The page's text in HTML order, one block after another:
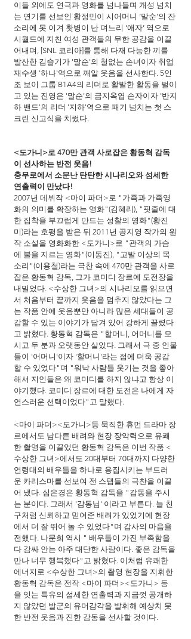
이들 외에도 연극과 영화를 넘나들며 개성 넘치
는 연기를 선보인 황정민이 시어머니 ‘말순’의 잔
소리에 못 이겨 홧병이 난 며느리 ‘애자’ 역으로
시월드에 지친 여성 관객들의 무한 공감을 이끌
어내며, [SNL 코리아]를 통해 다재 다능한 끼를
발산한 김슬기가 '말순'의 철없는 손녀이자 취업
재수생 '하나'역으로 깨알 웃음을 선사한다. 5인
조 보이 그룹 B1A4의 리더로 활발한 활동을 벌이
고 있는 진영은 '말순'의 금지옥엽 손자이자 '반지
하 밴드'의 리더 '지하'역으로 패기 넘치는 첫 스
크린 신고식을 치렀다.
<도가니>로 470만 관객 사로잡은 황동혁 감독
이 선사하는 반전 웃음!
충무로에서 소문난 탄탄한 시나리오와 섬세한
연출력이 만났다!
2007년 데뷔작 <마이 파더>로 "가족과 가족영
화의 의미를 확장하는 영화"(김혜리), "핏줄에 대
한 집착을 부끄럽게 만드는 성찰의 영화"(황진
미)라는 호평을 받은 뒤 2011년 공지영 작가의 원
작 소설을 영화화한 <도가니>로 "관객의 가슴
에 불을 지르는 영화"(이동진), "고발 이상의 목
소리"(이용철)라는 극찬 속에 470만 관객을 사로
잡은 황동혁 감독, 그가 코미디 장르에 도전장을
내밀었다. <수상한 그녀>의 시나리오를 읽으면
서 처음부터 끝까지 웃음을 멈추지 않았다는 그
는 작품 안에 웃음뿐만 아니라 많은 세대들이 공
감할 수 있는 이야기가 담겨 있어 강하게 끌렸다
고 밝혔다. 황동혁 감독은 "할머니, 어머니를 모
시고 두 분과 오랫동안 살았다. 그래서 극 중 인물
들이 '어머니'이자 '할머니'라는 점에 더욱 공감
할 수 있었다"며 "워낙 사람들 웃기는 것을 좋아
해서 지인들은 왜 코미디를 하지 않냐고 항상 이
야기했다. 코미디 장르에 대한 도전은 나에게 자
연스러운 선택이었다"고 말했다.
<마이 파더><도가니>등 묵직한 휴먼 드라마 장
르에서도 남다른 배려와 현장 장악력으로 유쾌
한 촬영을 이끌었던 황동혁 감독은 이번 작품 <
수상한 그녀>에서도 20대부터 70대까지 다양한
연령대의 배우들을 하나로 응집시키는 부드러
운 카리스마를 선보여 전 스탭들의 극찬을 이끌
어 냈다. 심은경은 황동혁 감독을 "감동을 주시
는 분이다. 그래서 '감동님' 이라고 부른다. 늘 친
구처럼 신뢰하고 믿어준 배려가 있었기에 현장
에서 더 잘 뛰어 놀 수 있었다"며 감사의 마음을
전했다. 나문희 역시 " 배우들이 가진 부족함을
다 감싸 안는 아주 대단한 사람이다. 좋은 감독을
만나 너무 행복했다"고 밝혔다. 이처럼 유쾌한
에너지로 <수상한 그녀>의 촬영 현장을 지휘한
황동혁 감독은 전작 <마이 파더><도가니> 등
을 잇는 특유의 섬세한 연출력과 지금껏 공개하
지 않았던 발군의 유머감각을 발휘해 예상치 못
한 반전 웃음과 진한 감동을 선사할 것이다.